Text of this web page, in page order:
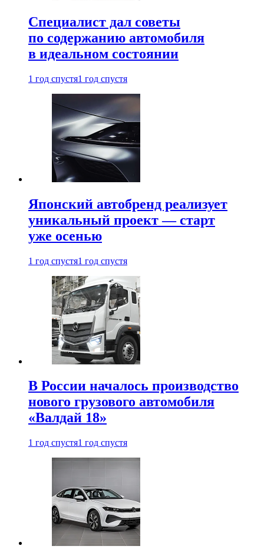
Специалист дал советы
по содержанию автомобиля
в идеальном состоянии
1 год спустя1 год спустя
Японский автобренд реализует
уникальный проект — старт
уже осенью
1 год спустя1 год спустя
В России началось производство
нового грузового автомобиля
«Валдай 18»
1 год спустя1 год спустя